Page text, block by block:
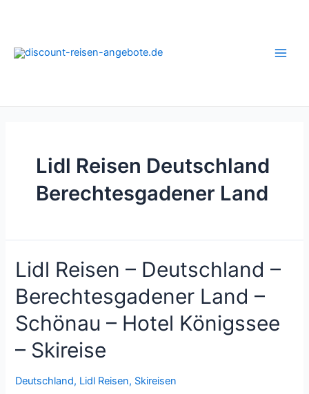
Lidl Reisen Deutschland
Berechtesgadener Land
Lidl Reisen – Deutschland –
Berechtesgadener Land –
Schönau – Hotel Königssee
– Skireise
Deutschland, Lidl Reisen, Skireisen